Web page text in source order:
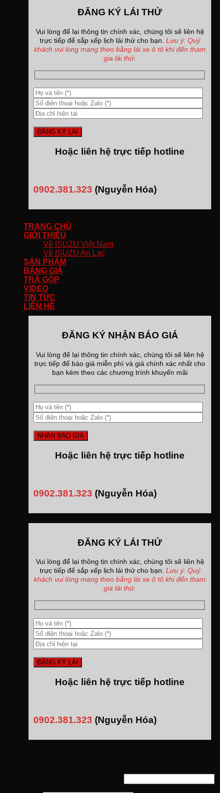
ĐĂNG KÝ LÁI THỬ
Vui lòng để lại thông tin chính xác, chúng tôi sẽ liên hệ
trực tiếp để sắp xếp lịch lái thử cho bạn. Lưu ý: Quý
khách vui lòng mang theo bằng lái xe ô tô khi đến tham
gia lái thử.
Hoặc liên hệ trực tiếp hotline
0902.381.323 (Nguyễn Hóa)
TRANG CHỦ
GIỚI THIỆU
Về ISUZU Việt Nam
Về ISUZU An Lạc
SẢN PHẨM
BẢNG GIÁ
TRẢ GÓP
VIDEO
TIN TỨC
LIÊN HỆ
ĐĂNG KÝ NHẬN BÁO GIÁ
Vui lòng để lại thông tin chính xác, chúng tôi sẽ liên hệ
trực tiếp để báo giá miễn phí và giá chính xác nhất cho
bạn kèm theo các chương trình khuyến mãi
Hoặc liên hệ trực tiếp hotline
0902.381.323 (Nguyễn Hóa)
ĐĂNG KÝ LÁI THỬ
Vui lòng để lại thông tin chính xác, chúng tôi sẽ liên hệ
trực tiếp để sắp xếp lịch lái thử cho bạn. Lưu ý: Quý
khách vui lòng mang theo bằng lái xe ô tô khi đến tham
gia lái thử.
Hoặc liên hệ trực tiếp hotline
0902.381.323 (Nguyễn Hóa)